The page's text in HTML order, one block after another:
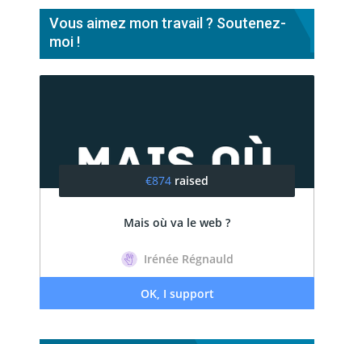
Vous aimez mon travail ? Soutenez-
moi !